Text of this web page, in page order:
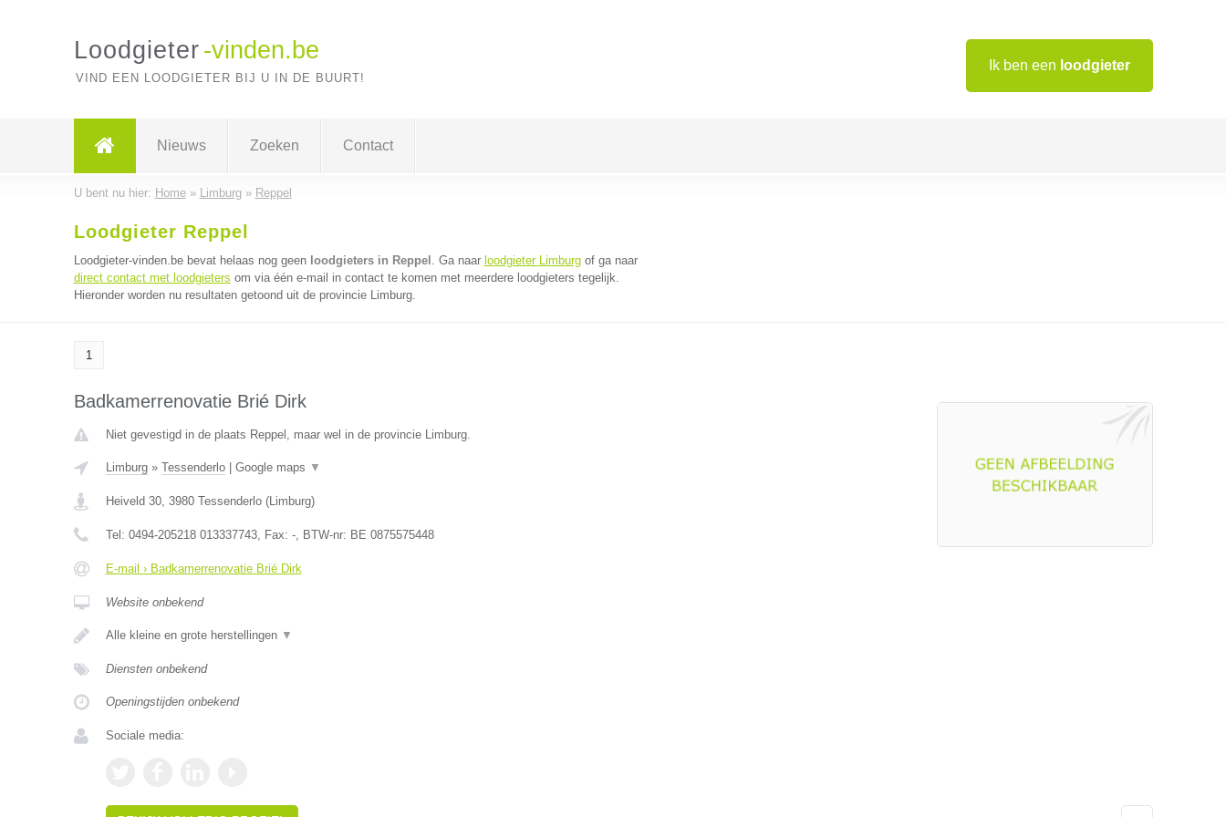
Ik ben een loodgieter
Loodgieter -vinden.be
VIND EEN LOODGIETER BIJ U IN DE BUURT!
Nieuws Zoeken Contact
U bent nu hier: Home» Limburg» Reppel
Loodgieter Reppel
Loodgieter-vinden.be bevat helaas nog geen loodgieters in Reppel . Ga naar loodgieter Limburgof ga naar
direct contact met loodgieters om via één e-mail in contact te komen met meerdere loodgieters tegelijk.
Hieronder worden nu resultaten getoond uit de provincie Limburg.
1
Badkamerrenovatie Brié Dirk
Niet gevestigd in de plaats Reppel, maar wel in de provincie Limburg.
Limburg» Tessenderlo| Google maps ▼
Heiveld 30, 3980 Tessenderlo(Limburg)
Tel: 0494-205218 013337743, Fax: -, BTW-nr: BE 0875575448
E-mail › Badkamerrenovatie Brié Dirk
Website onbekend
Alle kleine en grote herstellingen ▼
Diensten onbekend
Openingstijden onbekend
Sociale media: